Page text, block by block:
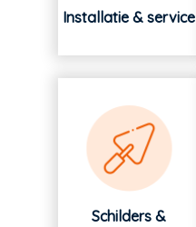
Installatie & service
Schilders &